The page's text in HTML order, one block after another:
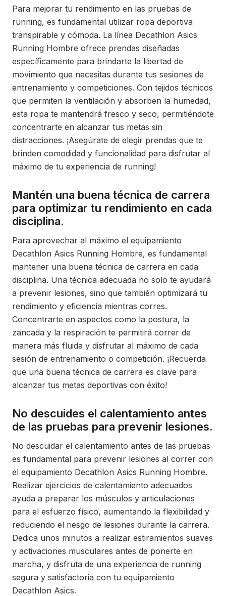
Para mejorar tu rendimiento en las pruebas de
running, es fundamental utilizar ropa deportiva
transpirable y cómoda. La línea Decathlon Asics
Running Hombre ofrece prendas diseñadas
específicamente para brindarte la libertad de
movimiento que necesitas durante tus sesiones de
entrenamiento y competiciones. Con tejidos técnicos
que permiten la ventilación y absorben la humedad,
esta ropa te mantendrá fresco y seco, permitiéndote
concentrarte en alcanzar tus metas sin
distracciones. ¡Asegúrate de elegir prendas que te
brinden comodidad y funcionalidad para disfrutar al
máximo de tu experiencia de running!
Mantén una buena técnica de carrera
para optimizar tu rendimiento en cada
disciplina.
Para aprovechar al máximo el equipamiento
Decathlon Asics Running Hombre, es fundamental
mantener una buena técnica de carrera en cada
disciplina. Una técnica adecuada no solo te ayudará
a prevenir lesiones, sino que también optimizará tu
rendimiento y eficiencia mientras corres.
Concentrarte en aspectos como la postura, la
zancada y la respiración te permitirá correr de
manera más fluida y disfrutar al máximo de cada
sesión de entrenamiento o competición. ¡Recuerda
que una buena técnica de carrera es clave para
alcanzar tus metas deportivas con éxito!
No descuides el calentamiento antes
de las pruebas para prevenir lesiones.
No descuidar el calentamiento antes de las pruebas
es fundamental para prevenir lesiones al correr con
el equipamiento Decathlon Asics Running Hombre.
Realizar ejercicios de calentamiento adecuados
ayuda a preparar los músculos y articulaciones
para el esfuerzo físico, aumentando la flexibilidad y
reduciendo el riesgo de lesiones durante la carrera.
Dedica unos minutos a realizar estiramientos suaves
y activaciones musculares antes de ponerte en
marcha, y disfruta de una experiencia de running
segura y satisfactoria con tu equipamiento
Decathlon Asics.